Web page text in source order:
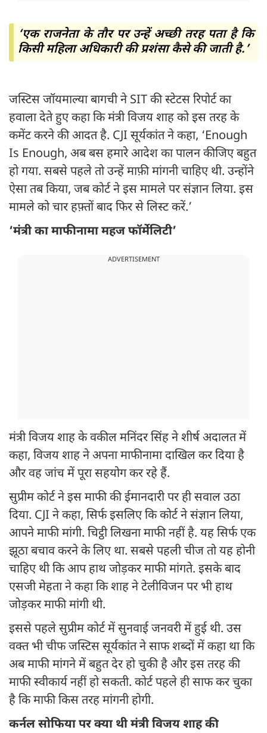
‘एक राजनेता के तौर पर उन्हें अच्छी तरह पता है कि
किसी महिला अधिकारी की प्रशंसा कैसे की जाती है.’
जस्टिस जॉयमाल्या बागची ने SIT की स्टेटस रिपोर्ट का
हवाला देते हुए कहा कि मंत्री विजय शाह को इस तरह के
कमेंट करने की आदत है. CJI सूर्यकांत ने कहा, ‘Enough
Is Enough, अब बस हमारे आदेश का पालन कीजिए बहुत
हो गया. सबसे पहले तो उन्हें माफ़ी मांगनी चाहिए थी. उन्होंने
ऐसा तब किया, जब कोर्ट ने इस मामले पर संज्ञान लिया. इस
मामले को चार हफ़्तों बाद फिर से लिस्ट करें.’
‘मंत्री का माफीनामा महज फॉर्मेलिटी’
ADVERTISEMENT
मंत्री विजय शाह के वकील मनिंदर सिंह ने शीर्ष अदालत में
कहा, विजय शाह ने अपना माफीनामा दाखिल कर दिया है
और वह जांच में पूरा सहयोग कर रहे हैं.
सुप्रीम कोर्ट ने इस माफी की ईमानदारी पर ही सवाल उठा
दिया. CJI ने कहा, सिर्फ इसलिए कि कोर्ट ने संज्ञान लिया,
आपने माफी मांगी. चिट्ठी लिखना माफी नहीं है. यह सिर्फ एक
झूठा बचाव करने के लिए था. सबसे पहली चीज तो यह होनी
चाहिए थी कि आप हाथ जोड़कर माफी मांगते. इसके बाद
एसजी मेहता ने कहा कि शाह ने टेलीविजन पर भी हाथ
जोड़कर माफी मांगी थी.
इससे पहले सुप्रीम कोर्ट में सुनवाई जनवरी में हुई थी. उस
वक्त भी चीफ जस्टिस सूर्यकांत ने साफ शब्दों में कहा था कि
अब माफी मांगने में बहुत देर हो चुकी है और इस तरह की
माफी स्वीकार्य नहीं हो सकती. कोर्ट पहले ही साफ कर चुका
है कि माफी किस तरह मांगनी होगी.
कर्नल सोफिया पर क्या थी मंत्री विजय शाह की